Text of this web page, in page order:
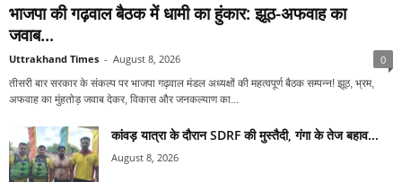
भाजपा की गढ़वाल बैठक में धामी का हुंकार: झूठ-अफवाह का
जवाब...
Uttrakhand Times - August 8, 2026 0
तीसरी बार सरकार के संकल्प पर भाजपा गढ़वाल मंडल अध्यक्षों की महत्वपूर्ण बैठक सम्पन्न! झूठ, भ्रम,
अफवाह का मुंहतोड़ जवाब देकर, विकास और जनकल्याण का...
कांवड़ यात्रा के दौरान SDRF की मुस्तैदी, गंगा के तेज बहाव...
August 8, 2026